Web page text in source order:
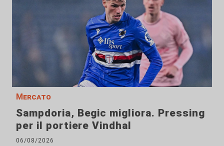
Mercato
Sampdoria, Begic migliora. Pressing
per il portiere Vindhal
06/08/2026